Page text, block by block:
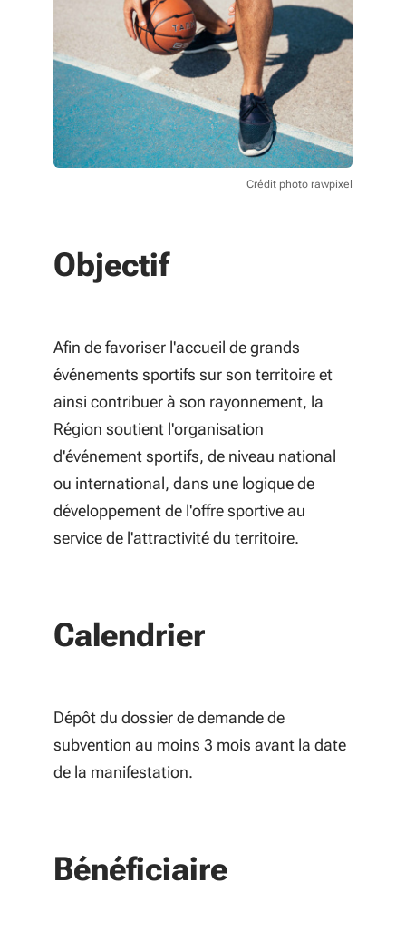
Crédit photo rawpixel
Objectif
Afin de favoriser l'accueil de grands
événements sportifs sur son territoire et
ainsi contribuer à son rayonnement, la
Région soutient l'organisation
d'événement sportifs, de niveau national
ou international, dans une logique de
développement de l'offre sportive au
service de l'attractivité du territoire.
Calendrier
Dépôt du dossier de demande de
subvention au moins 3 mois avant la date
de la manifestation.
Bénéficiaire